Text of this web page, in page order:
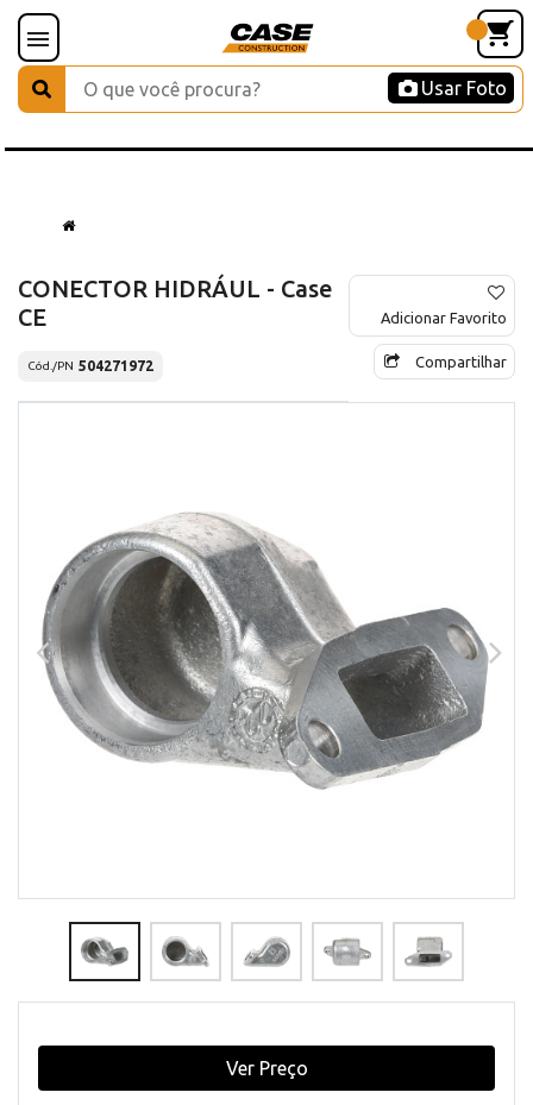
Usar Foto
CONECTOR HIDRÁUL - Case
CE
Cód./PN 504271972
Adicionar Favorito
Compartilhar
Ver Preço